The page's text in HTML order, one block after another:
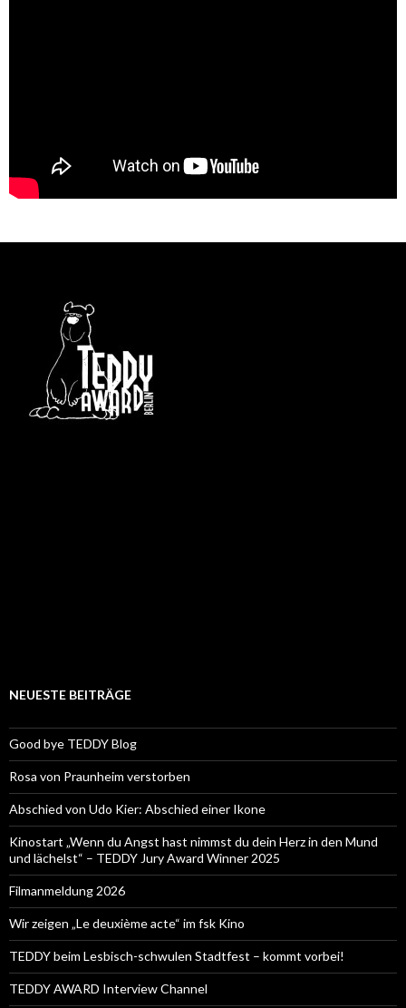
NEUESTE BEITRÄGE
Good bye TEDDY Blog
Rosa von Praunheim verstorben
Abschied von Udo Kier: Abschied einer Ikone
Kinostart „Wenn du Angst hast nimmst du dein Herz in den Mund
und lächelst“ – TEDDY Jury Award Winner 2025
Filmanmeldung 2026
Wir zeigen „Le deuxième acte“ im fsk Kino
TEDDY beim Lesbisch-schwulen Stadtfest – kommt vorbei!
TEDDY AWARD Interview Channel